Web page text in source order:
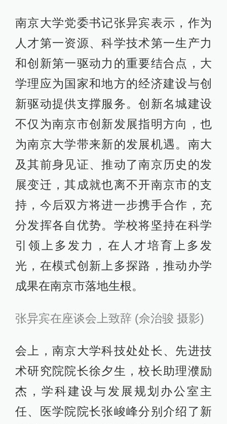
南京大学党委书记张异宾表示，作为
人才第一资源、科学技术第一生产力
和创新第一驱动力的重要结合点，大
学理应为国家和地方的经济建设与创
新驱动提供支撑服务。创新名城建设
不仅为南京市创新发展指明方向，也
为南京大学带来新的发展机遇。南大
及其前身见证、推动了南京历史的发
展变迁，其成就也离不开南京市的支
持，今后双方将进一步携手合作，充
分发挥各自优势。学校将坚持在科学
引领上多发力，在人才培育上多发
光，在模式创新上多探路，推动办学
成果在南京市落地生根。
张异宾在座谈会上致辞 (佘治骏 摄影)
会上，南京大学科技处处长、先进技
术研究院院长徐夕生，校长助理濮励
杰，学科建设与发展规划办公室主
任、医学院院长张峻峰分别介绍了新